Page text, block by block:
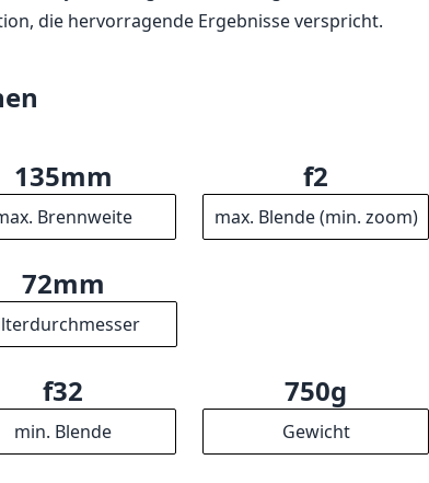
Objektiv, das in der Porträt- und
optischen Leistung und soliden
und Profis. Während es kleinere
Aberration und Herausforderungen beim
überwiegen die positiven Aspekte bei weitem.
mit großer Vielseitigkeit suchen, ist das
die hervorragende Ergebnisse verspricht.
135mm f2